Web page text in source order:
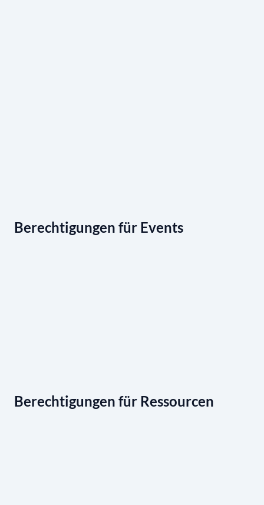
Berechtigungen für Events
Berechtigungen für Ressourcen